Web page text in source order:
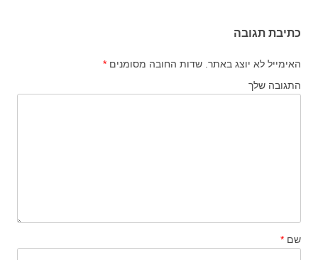
כתיבת תגובה
האימייל לא יוצג באתר. שדות החובה מסומנים *
התגובה שלך
שם *